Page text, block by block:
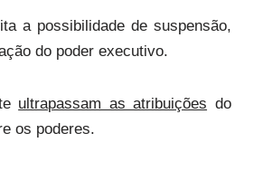
a possibilidade de suspensão,
do poder executivo.
ultrapassam as atribuições do
os poderes.